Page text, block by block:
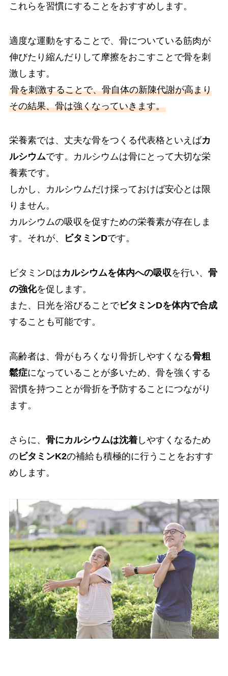
これらを習慣にすることをおすすめします。
適度な運動をすることで、骨についている筋肉が
伸びたり縮んだりして摩擦をおこすことで骨を刺
激します。
骨を刺激することで、骨自体の新陳代謝が高まり
その結果、骨は強くなっていきます。
栄養素では、丈夫な骨をつくる代表格といえばカ
ルシウムです。カルシウムは骨にとって大切な栄
養素です。
しかし、カルシウムだけ採っておけば安心とは限
りません。
カルシウムの吸収を促すための栄養素が存在しま
す。それが、
ビタミンDです。
ビタミンDはカルシウムを体内への吸収を行い、 骨
の強化を促します。
また、日光を浴びることでビタミンDを体内で合成
することも可能です。
高齢者は、骨がもろくなり骨折しやすくなる骨粗
鬆症になっていることが多いため、骨を強くする
習慣を持つことが骨折を予防することにつながり
ます。
さらに、 骨にカルシウムは沈着しやすくなるため
のビタミンK2の補給も積極的に行うことをおすす
めします。